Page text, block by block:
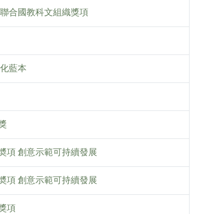
合國教科文組織獎項
藍本
項 創意示範可持續發展
項 創意示範可持續發展
項